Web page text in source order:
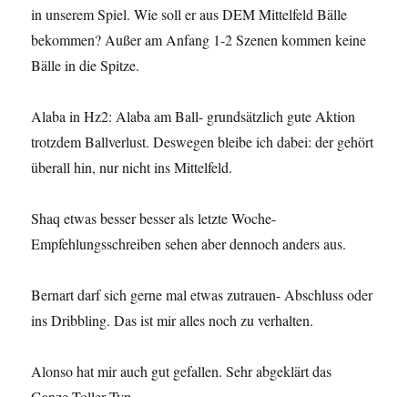
in unserem Spiel. Wie soll er aus DEM Mittelfeld Bälle
bekommen? Außer am Anfang 1-2 Szenen kommen keine
Bälle in die Spitze.
Alaba in Hz2: Alaba am Ball- grundsätzlich gute Aktion
trotzdem Ballverlust. Deswegen bleibe ich dabei: der gehört
überall hin, nur nicht ins Mittelfeld.
Shaq etwas besser besser als letzte Woche-
Empfehlungsschreiben sehen aber dennoch anders aus.
Bernart darf sich gerne mal etwas zutrauen- Abschluss oder
ins Dribbling. Das ist mir alles noch zu verhalten.
Alonso hat mir auch gut gefallen. Sehr abgeklärt das